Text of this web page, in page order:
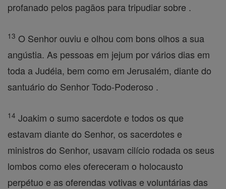
profanado pelos pagãos para tripudiar sobre .
13 O Senhor ouviu e olhou com bons olhos a sua
angústia. As pessoas em jejum por vários dias em
toda a Judéia, bem como em Jerusalém, diante do
santuário do Senhor Todo-Poderoso .
14 Joakim o sumo sacerdote e todos os que
estavam diante do Senhor, os sacerdotes e
ministros do Senhor, usavam cilício rodada os seus
lombos como eles ofereceram o holocausto
perpétuo e as oferendas votivas e voluntárias das